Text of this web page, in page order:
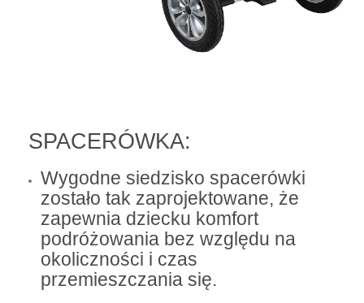
SPACERÓWKA:
Wygodne siedzisko spacerówki
zostało tak zaprojektowane, że
zapewnia dziecku komfort
podróżowania bez względu na
okoliczności i czas
przemieszczania się.